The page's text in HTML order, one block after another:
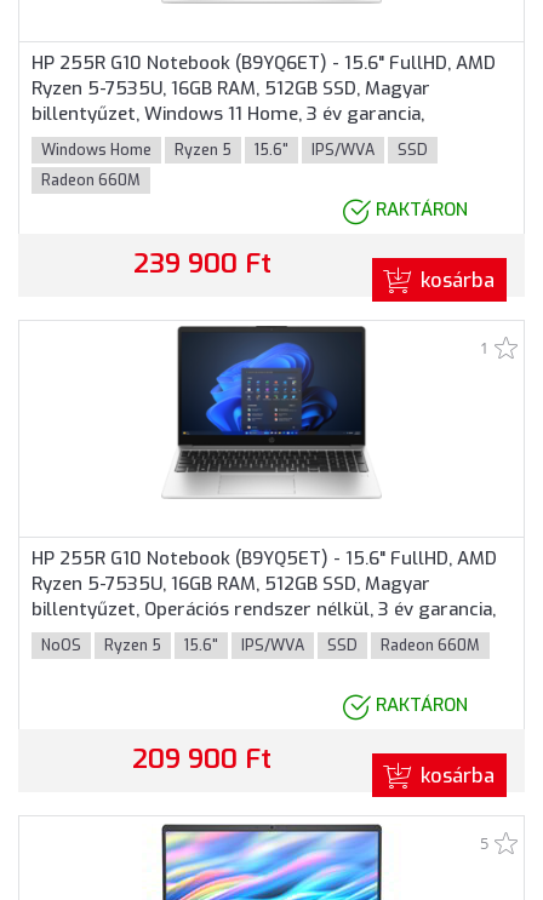
HP 255R G10 Notebook (B9YQ6ET) - 15.6" FullHD, AMD
Ryzen 5-7535U, 16GB RAM, 512GB SSD, Magyar
billentyűzet, Windows 11 Home, 3 év garancia,
Ezüstszürke színben
Windows Home Ryzen 5 15.6" IPS/WVA
SSD
Radeon 660M
RAKTÁRON
239 900 Ft kosárba
1
HP 255R G10 Notebook (B9YQ5ET) - 15.6" FullHD, AMD
Ryzen 5-7535U, 16GB RAM, 512GB SSD, Magyar
billentyűzet, Operációs rendszer nélkül, 3 év garancia,
Ezüstszürke színben
NoOS Ryzen 5 15.6" IPS/WVA SSD Radeon 660M
RAKTÁRON
209 900 Ft kosárba
5